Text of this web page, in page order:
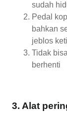
sudah
Pedal
bahkan
jeblos
Tidak
berhenti
3. Alat